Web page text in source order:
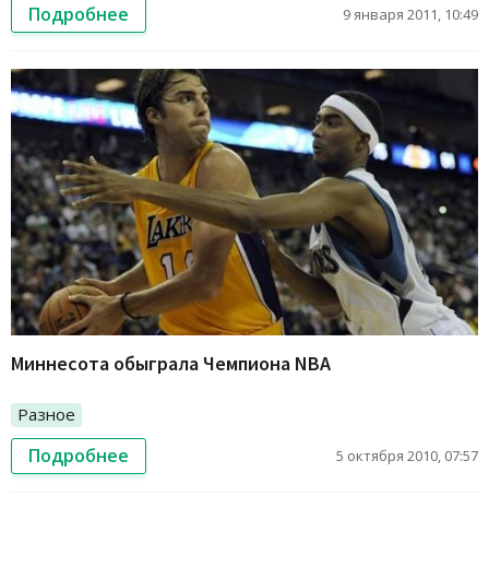
Подробнее 9 января 2011, 10:49
Миннесота обыграла Чемпиона NBA
Разное
Подробнее 5 октября 2010, 07:57